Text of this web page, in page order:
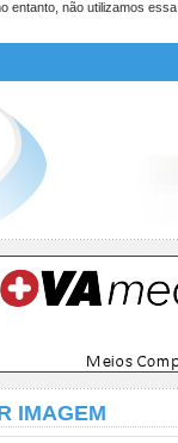
entanto, não utilizamos
IMAGEM